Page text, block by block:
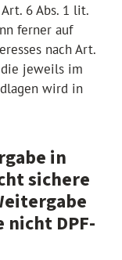
6 Abs. 1 lit.
ferner auf
nach Art.
die jeweils im
wird in
in
sichere
nicht DPF-